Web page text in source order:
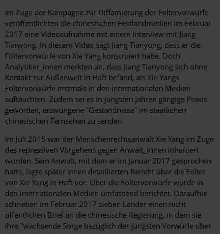
Im Zuge der Kampagne zur Diffamierung der Foltervorwürfe
veröffentlichten die chinesischen Festlandmedien im Februar
2017 eine Videoaufnahme mit einem Interview mit Jiang
Tianyong. In diesem Video sagt Jiang Tianyong, dass er die
Foltervorwürfe von Xie Yang konstruiert habe. Doch
Analytiker_innen merkten an, dass Jiang Tianyong sich ohne
Kontakt zur Außenwelt in Haft befand, als Xie Yangs
Foltervorwürfe erstmals in den internationalen Medien
auftauchten. Zudem sei es in jüngsten Jahren gängige Praxis
geworden, erzwungene "Geständnisse" im staatlichen
chinesischen Fernsehen zu senden.
Im Juli 2015 war der Menschenrechtsanwalt Xie Yang im Zuge
des repressiven Vorgehens gegen Anwält_innen inhaftiert
worden. Sein Anwalt, mit dem er im Januar 2017 gesprochen
hatte, legte später einen detaillierten Bericht über die Folter
von Xie Yang in Haft vor. Über die Foltervorwürfe wurde in
den internationalen Medien umfassend berichtet. Daraufhin
schrieben im Februar 2017 sieben Länder einen nicht
öffentlichen Brief an die chinesische Regierung, in dem sie
ihre "wachsende Sorge bezüglich der jüngsten Vorwürfe über